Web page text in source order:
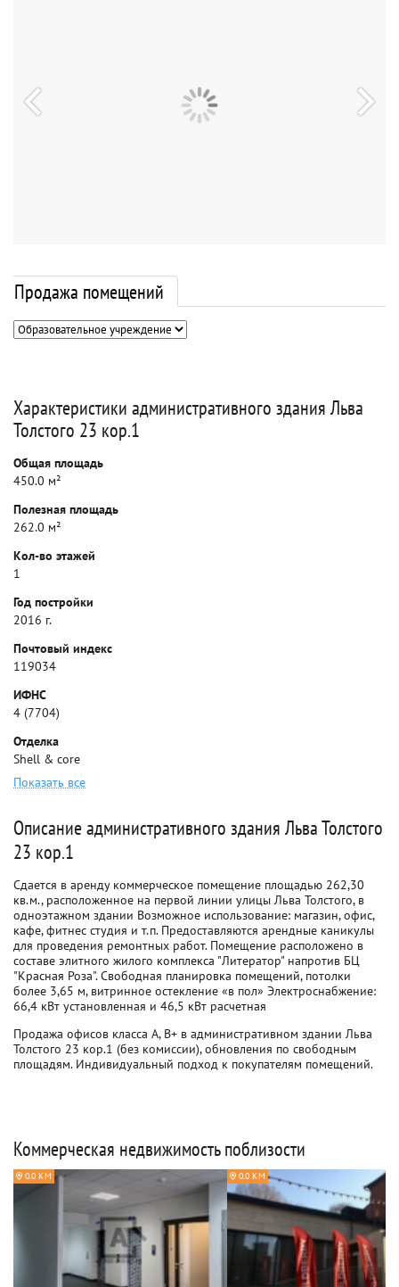
Продажа помещений
Характеристики административного здания Льва
Толстого 23 кор.1
Общая площадь
450.0 м²
Полезная площадь
262.0 м²
Кол-во этажей
1
Год постройки
2016 г.
Почтовый индекс
119034
ИФНС
4 (7704)
Отделка
Shell & core
Показать все
Описание административного здания Льва Толстого
23 кор.1
Сдается в аренду коммерческое помещение площадью 262,30
кв.м., расположенное на первой линии улицы Льва Толстого, в
одноэтажном здании Возможное использование: магазин, офис,
кафе, фитнес студия и т.п. Предоставляются арендные каникулы
для проведения ремонтных работ. Помещение расположено в
составе элитного жилого комплекса "Литератор" напротив БЦ
"Красная Роза". Свободная планировка помещений, потолки
более 3,65 м, витринное остекление «в пол» Электроснабжение:
66,4 кВт установленная и 46,5 кВт расчетная
Продажа офисов класса A, B+ в административном здании Льва
Толстого 23 кор.1 (без комиссии), обновления по свободным
площадям. Индивидуальный подход к покупателям помещений.
Коммерческая недвижимость поблизости
0.0 КМ 0.0 КМ